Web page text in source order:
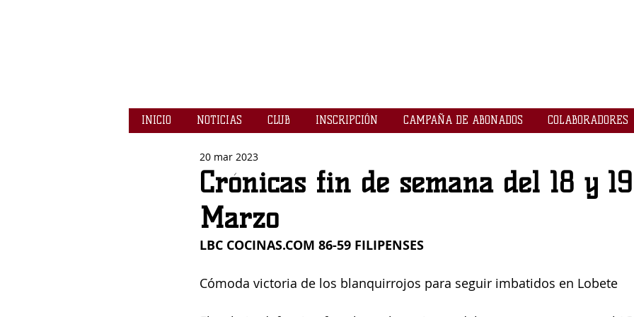
INICIO NOTICIAS CLUB INSCRIPCIÓN CAMPAÑA DE ABONADOS COLABORADORES
Crónicas fin de semana del 18 y
Marzo
20 mar 2023
LBC COCINAS.COM 86-59 FILIPENSES
Cómoda victoria de los blanquirrojos para seguir imbatidos en Lobete